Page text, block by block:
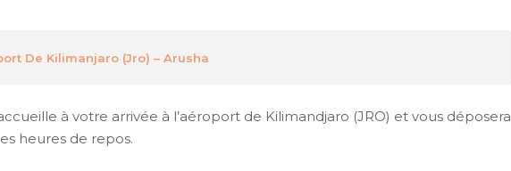
De Kilimanjaro (Jro) – Arusha
à votre arrivée à l’aéroport de Kilimandjaro (JRO) et vous déposera
heures de repos.